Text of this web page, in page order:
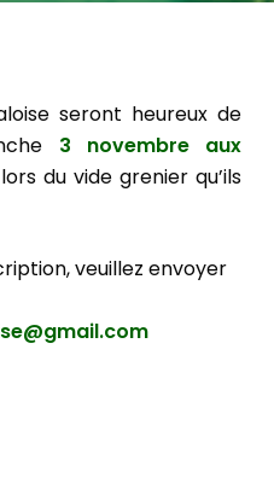
seront heureux de
3 novembre aux
lors du vide grenier qu’ils
veuillez envoyer